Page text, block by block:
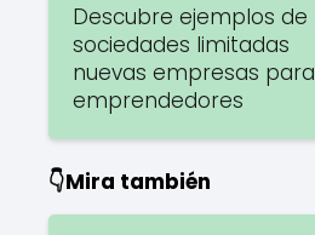
Descubre ejemplos de
sociedades limitadas
nuevas empresas para
emprendedores
👇Mira también